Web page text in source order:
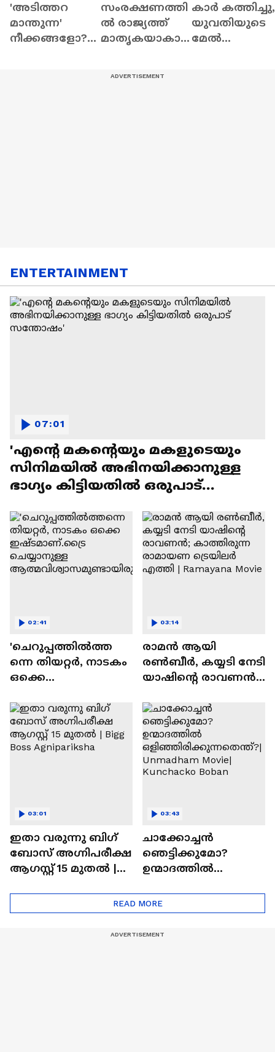
'അടിത്തറ
മാന്തുന്ന'
നീക്കങ്ങളോ?
സംരക്ഷണത്തി
ൽ രാജ്യത്ത്
മാതൃകയാകാ
കാർ കത്തിച്ചു,
യുവതിയുടെ
മേൽ
ENTERTAINMENT
'എന്റെ മകന്റെയും മകളുടെയും
സിനിമയിൽ അഭിനയിക്കാനുള്ള
ഭാഗ്യം കിട്ടിയതിൽ ഒരുപാട്
07:01
'ചെറുപ്പത്തിൽത്ത
ന്നെ തിയറ്റർ, നാടകം
ഒക്കെ
ചെയ്യാനുള്ള
ആത്മവിശ്വാസമുണ്ടാ
യിരുന്നില്ല'
02:41
രാമന്‍ ആയി
രൺബീർ, കയ്യടി നേടി
യാഷിന്റെ രാവണൻ;
രാമായണ ട്രെയിലർ
എത്തി | Ramayana
Movie
03:14
ഇതാ വരുന്നു ബിഗ്
ബോസ് അഗ്നിപരീക്ഷ
ആഗസ്റ്റ് 15 മുതൽ |
03:01
ചാക്കോച്ചന്‍
ഞെട്ടിക്കുമോ?
ഉന്മാദത്തിൽ
ന്ത്?| Unmadham
Movie| Kunchacko
03:43
READ MORE